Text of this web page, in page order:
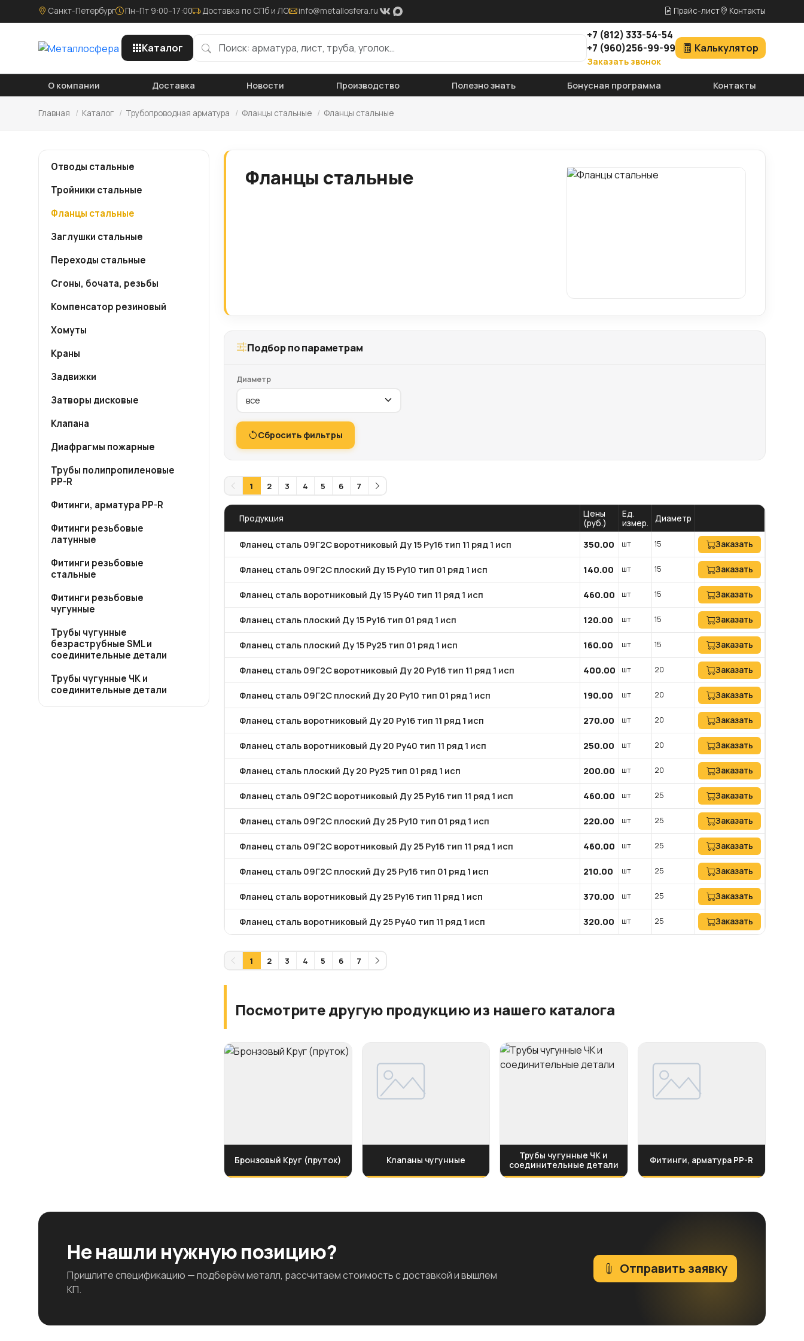
Санкт-Петербург Пн–Пт 9:00–17:00 Доставка по СПб и ЛО info@metallosfera.ru Прайс-лист Контакты
Каталог
+7 (812)333-54-54
+7 (960)256-99-99
Заказать звонок
Калькулятор
О компании Доставка Новости Производство Полезно знать Бонусная программа Контакты
Главная / Каталог / Трубопроводная арматура / Фланцы стальные / Фланцы стальные
Отводы стальные
Тройники стальные
Фланцы стальные
Заглушки стальные
Переходы стальные
Сгоны, бочата, резьбы
Компенсатор резиновый
Хомуты
Краны
Задвижки
Затворы дисковые
Клапана
Диафрагмы пожарные
Трубы полипропиленовые
PP-R
Фитинги, арматура PP-R
Фитинги резьбовые
латунные
Фитинги резьбовые
стальные
Фитинги резьбовые
чугунные
Трубы чугунные
безраструбные SML и
соединительные детали
Трубы чугунные ЧК и
соединительные детали
Фланцы стальные
Подбор по параметрам
Диаметр
Сбросить фильтры
1 2 3 4 5 6 7
Продукция
Цены
(руб.)
Ед.
измер.
Диаметр
Фланец сталь 09Г2С воротниковый Ду 15 Ру16 тип 11 ряд 1 исп 350.00 шт 15 Заказать
Фланец сталь 09Г2С плоский Ду 15 Ру10 тип 01 ряд 1 исп 140.00 шт 15 Заказать
Фланец сталь воротниковый Ду 15 Ру40 тип 11 ряд 1 исп 460.00 шт 15 Заказать
Фланец сталь плоский Ду 15 Ру16 тип 01 ряд 1 исп 120.00 шт 15 Заказать
Фланец сталь плоский Ду 15 Ру25 тип 01 ряд 1 исп 160.00 шт 15 Заказать
Фланец сталь 09Г2С воротниковый Ду 20 Ру16 тип 11 ряд 1 исп 400.00 шт 20 Заказать
Фланец сталь 09Г2С плоский Ду 20 Ру10 тип 01 ряд 1 исп 190.00 шт 20 Заказать
Фланец сталь воротниковый Ду 20 Ру16 тип 11 ряд 1 исп 270.00 шт 20 Заказать
Фланец сталь воротниковый Ду 20 Ру40 тип 11 ряд 1 исп 250.00 шт 20 Заказать
Фланец сталь плоский Ду 20 Ру25 тип 01 ряд 1 исп 200.00 шт 20 Заказать
Фланец сталь 09Г2С воротниковый Ду 25 Ру16 тип 11 ряд 1 исп 460.00 шт 25 Заказать
Фланец сталь 09Г2С плоский Ду 25 Ру10 тип 01 ряд 1 исп 220.00 шт 25 Заказать
Фланец сталь 09Г2С воротниковый Ду 25 Ру16 тип 11 ряд 1 исп 460.00 шт 25 Заказать
Фланец сталь 09Г2С плоский Ду 25 Ру16 тип 01 ряд 1 исп 210.00 шт 25 Заказать
Фланец сталь воротниковый Ду 25 Ру16 тип 11 ряд 1 исп 370.00 шт 25 Заказать
Фланец сталь воротниковый Ду 25 Ру40 тип 11 ряд 1 исп 320.00 шт 25 Заказать
1 2 3 4 5 6 7
Посмотрите другую продукцию из нашего каталога
Бронзовый Круг (пруток) Клапаны чугунные
Трубы чугунные ЧК и
соединительные детали
Фитинги, арматура PP-R
Не нашли нужную позицию?
Пришлите спецификацию — подберём металл, рассчитаем стоимость с доставкой и вышлем
КП.
Отправить заявку